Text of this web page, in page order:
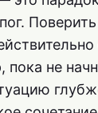
пока не